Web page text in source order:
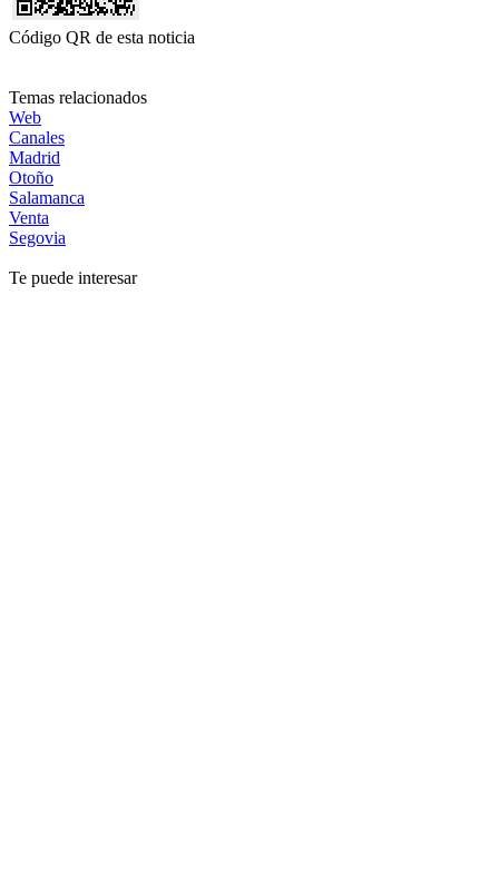
Código QR de esta noticia
Temas relacionados
Web
Canales
Madrid
Otoño
Salamanca
Venta
Segovia
Te puede interesar